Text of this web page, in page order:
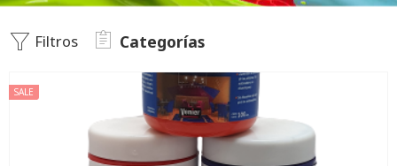
Filtros Categorías
SALE